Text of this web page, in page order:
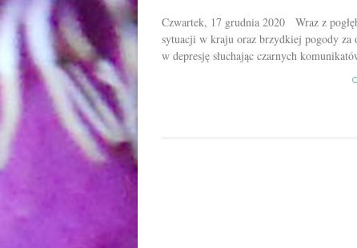
Czwartek, 17 grudnia 2020 Wraz z
sytuacji w kraju oraz brzydkiej pogody za
w depresję słuchając czarnych